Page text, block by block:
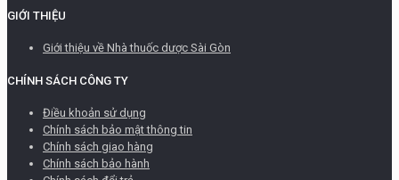
GIỚI THIỆU
Giới thiệu về Nhà thuốc dược Sài Gòn
CHÍNH SÁCH CÔNG TY
Điều khoản sử dụng
Chính sách bảo mật thông tin
Chính sách giao hàng
Chính sách bảo hành